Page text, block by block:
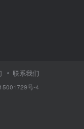
联系我们
号-4